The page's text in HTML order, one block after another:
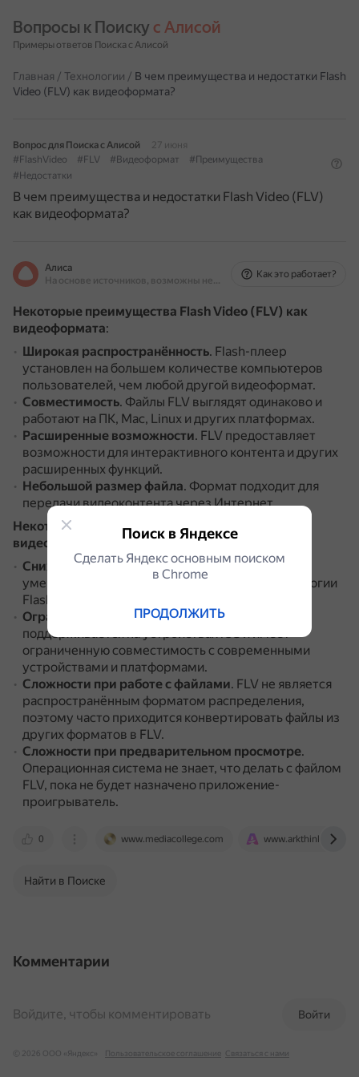
Вопросы к Поиску с Алисой
Примеры ответов Поиска с Алисой
Главная / Технологии / В чем преимущества и недостатки Flash
Video (FLV) как видеоформата?
Вопрос для Поиска с Алисой
27 июня
#FlashVideo
#FLV #Видеоформат
#Преимущества
#Недостатки
В чем преимущества и недостатки Flash Video (FLV)
как видеоформата?
Алиса
На основе источников, возможны неточности
Как это работает?
Некоторые преимущества Flash Video (FLV) как
видеоформата:
Широкая распространённость. Flash-плеер
установлен на большем количестве компьютеров
пользователей, чем любой другой видеоформат.
Совместимость. Файлы FLV выглядят одинаково и
работают на ПК, Mac, Linux и других платформах.
Расширенные возможности. FLV предоставляет
возможности для интерактивного контента и других
расширенных функций.
Небольшой размер файла. Формат подходит для
передачи видеоконтента через Интернет.
Некоторые недостатки Flash Video (FLV) как
видеоформата
Снижение популярности.Использование FLV
уменьшилось с постепенным отказом от технологии
Flash.
Ограниченная совместимость . Формат не
поддерживается на устройствах iOS и имеет
ограниченную совместимость с современными
устройствами и платформами.
Сложности при работе с файлами. FLV не является
распространённым форматом распределения,
поэтому часто приходится конвертировать файлы из
других форматов в FLV.
Сложности при предварительном просмотре.
Операционная система не знает, что делать с файлом
FLV, пока не будет назначено приложение-
проигрыватель.
0 www.mediacollege.com www.arkthinker.com
Найти в Поиске
Комментарии
Войти
Войдите, чтобы комментировать
© 2026 ООО «Яндекс» Пользовательское соглашение Связаться с нами
Поиск в Яндексе
Сделать Яндекс основным поиском
в Сhrome
ПРОДОЛЖИТЬ